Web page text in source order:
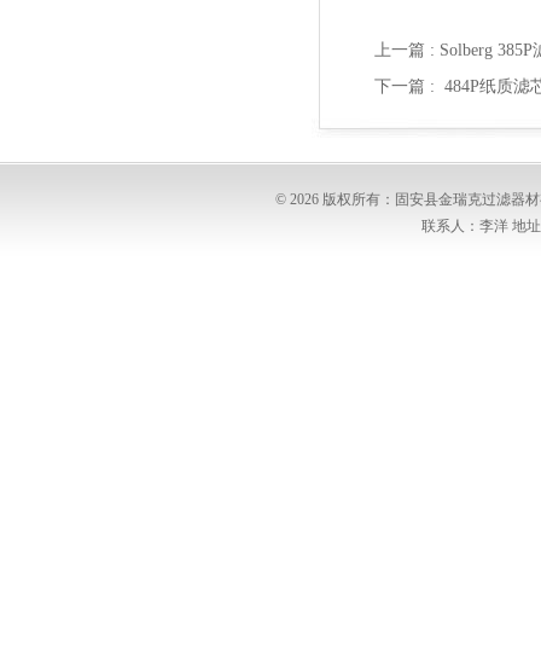
上一篇 : Solberg
下一篇 : 484P纸质滤
© 2026 版权所有：固安县金瑞克过滤器
联系人：李洋 地